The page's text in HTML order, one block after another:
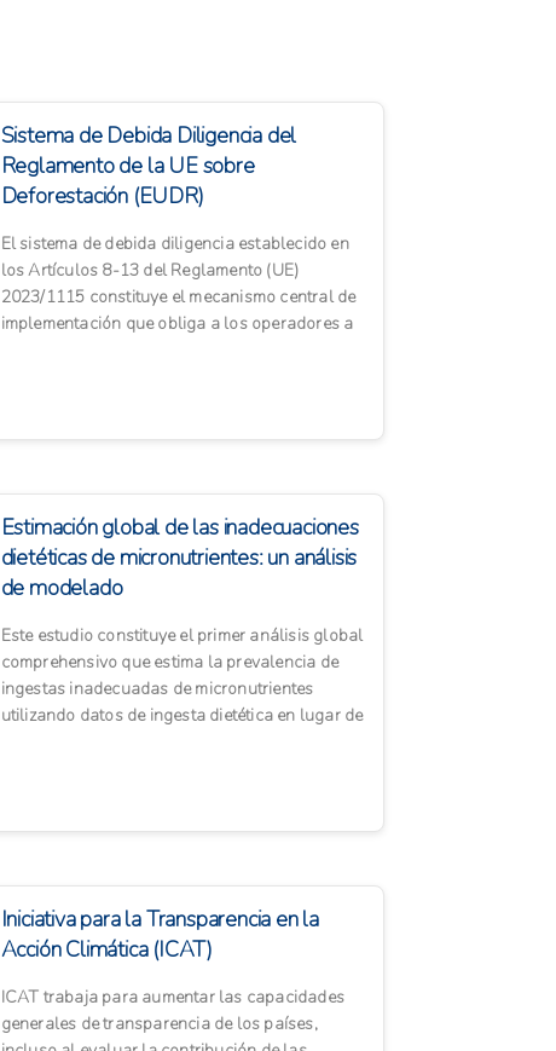
Sistema de Debida Diligencia del
Reglamento de la UE sobre
Deforestación (EUDR)
El sistema de debida diligencia establecido en
los Artículos 8-13 del Reglamento (UE)
2023/1115 constituye el mecanismo central de
implementación que obliga a los operadores a
Estimación global de las inadecuaciones
dietéticas de micronutrientes: un análisis
de modelado
Este estudio constituye el primer análisis global
comprehensivo que estima la prevalencia de
ingestas inadecuadas de micronutrientes
utilizando datos de ingesta dietética en lugar de
Iniciativa para la Transparencia en la
Acción Climática (ICAT)
ICAT trabaja para aumentar las capacidades
generales de transparencia de los países,